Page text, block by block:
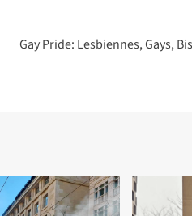
Gay Pride: Lesbiennes, Gays,